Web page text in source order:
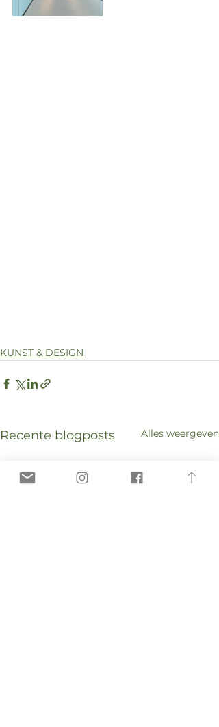
KUNST & DESIGN
Recente blogposts Alles weergeven